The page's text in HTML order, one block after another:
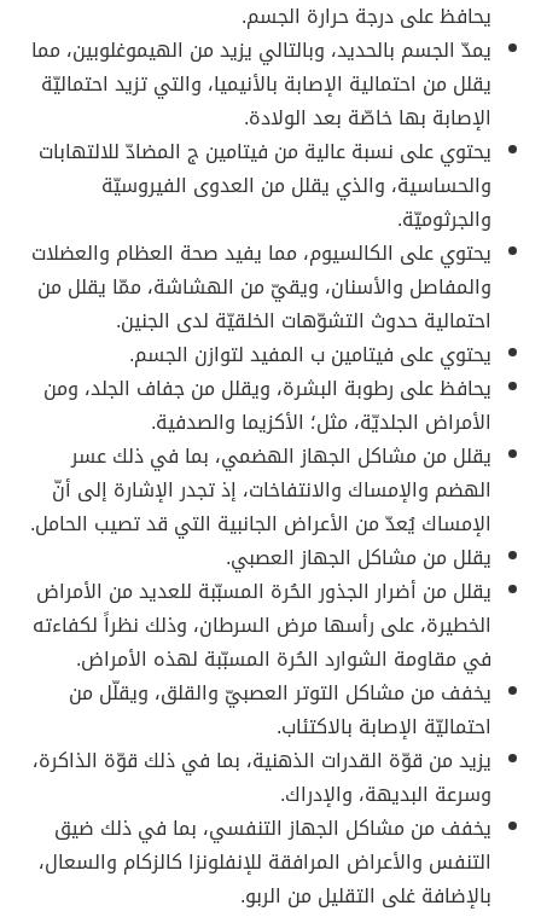
يحافظ على درجة حرارة الجسم.
يمدّ الجسم بالحديد، وبالتالي يزيد من الهيموغلوبين، مما
يقلل من احتمالية الإصابة بالأنيميا، والتي تزيد احتماليّة
الإصابة بها خاصّة بعد الولادة.
يحتوي على نسبة عالية من فيتامين ج المضادّ للالتهابات
والحساسية، والذي يقلل من العدوى الفيروسيّة
والجرثوميّة.
يحتوي على الكالسيوم، مما يفيد صحة العظام والعضلات
والمفاصل والأسنان، ويقيّ من الهشاشة، ممّا يقلل من
احتمالية حدوث التشوّهات الخلقيّة لدى الجنين.
يحتوي على فيتامين ب المفيد لتوازن الجسم.
يحافظ على رطوبة البشرة، ويقلل من جفاف الجلد، ومن
الأمراض الجلديّة، مثل؛ الأكزيما والصدفية.
يقلل من مشاكل الجهاز الهضمي، بما في ذلك عسر
الهضم والإمساك والانتفاخات، إذ تجدر الإشارة إلى أنّ
الإمساك يُعدّ من الأعراض الجانبية التي قد تصيب الحامل.
يقلل من مشاكل الجهاز العصبي.
يقلل من أضرار الجذور الحُرة المسبّبة للعديد من الأمراض
الخطيرة، على رأسها مرض السرطان، وذلك نظراً لكفاءته
في مقاومة الشوارد الحُرة المسبّبة لهذه الأمراض.
يخفف من مشاكل التوتر العصبيّ والقلق، ويقلّل من
احتماليّة الإصابة بالاكتئاب.
يزيد من قوّة القدرات الذهنية، بما في ذلك قوّة الذاكرة،
وسرعة البديهة، والإدراك.
يخفف من مشاكل الجهاز التنفسي، بما في ذلك ضيق
التنفس والأعراض المرافقة للإنفلونزا كالزكام والسعال،
بالإضافة غلى التقليل من الربو.